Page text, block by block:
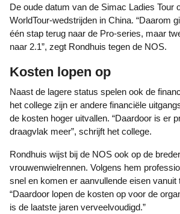
De oude datum van de Simac Ladies Tour overlapte met
WorldTour-wedstrijden in China. “Daarom
één stap terug naar de Pro-series, maar
naar 2.1”, zegt Rondhuis tegen de NOS.
Kosten lopen op
Naast de lagere status spelen ook de financiën een rol. Volgens
het college zijn er andere financiële
de kosten hoger uitvallen. “Daardoor is er
draagvlak meer”, schrijft het college.
Rondhuis wijst bij de NOS ook op de bredere ontwikkeling in het
vrouwenwielrennen. Volgens hem
snel en komen er aanvullende eisen vanuit
“Daardoor lopen de kosten op voor de
is de laatste jaren verveelvoudigd.”